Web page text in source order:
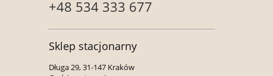
+48 534 333 677
Sklep stacjonarny
Długa 29, 31-147 Kraków